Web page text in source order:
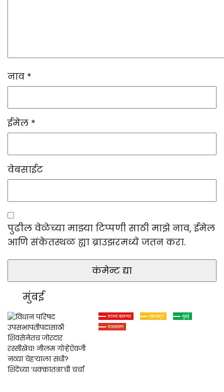
नाव *
ईमेल *
वेबसाईट
पुढील वेळेच्या माझ्या टिप्पणी साठी माझे नाव, ईमेल
आणि संकेतस्थळ ह्या ब्राउझरमध्ये जतन करा.
मुंबई
ताज्या बातम्या महाराष्ट्र
मुंबई
राजकारण